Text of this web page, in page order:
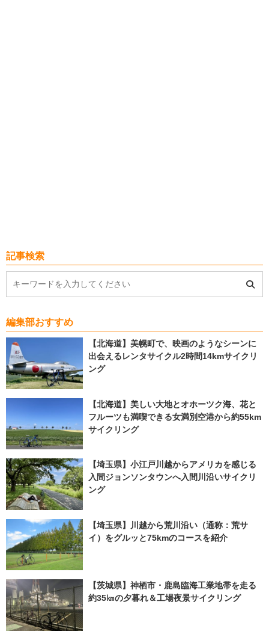
記事検索
編集部おすすめ
【北海道】美幌町で、映画のようなシーンに
出会えるレンタサイクル2時間14kmサイクリ
ング
【北海道】美しい大地とオホーツク海、花と
フルーツも満喫できる女満別空港から約55km
サイクリング
【埼玉県】小江戸川越からアメリカを感じる
入間ジョンソンタウンへ入間川沿いサイクリ
ング
【埼玉県】川越から荒川沿い（通称：荒サ
イ）をグルッと75kmのコースを紹介
【茨城県】神栖市・鹿島臨海工業地帯を走る
約35㎞の夕暮れ＆工場夜景サイクリング